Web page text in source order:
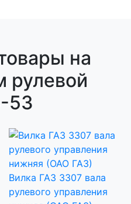
на
рулевой
53
Вилка ГАЗ 3307 вала
рулевого управления